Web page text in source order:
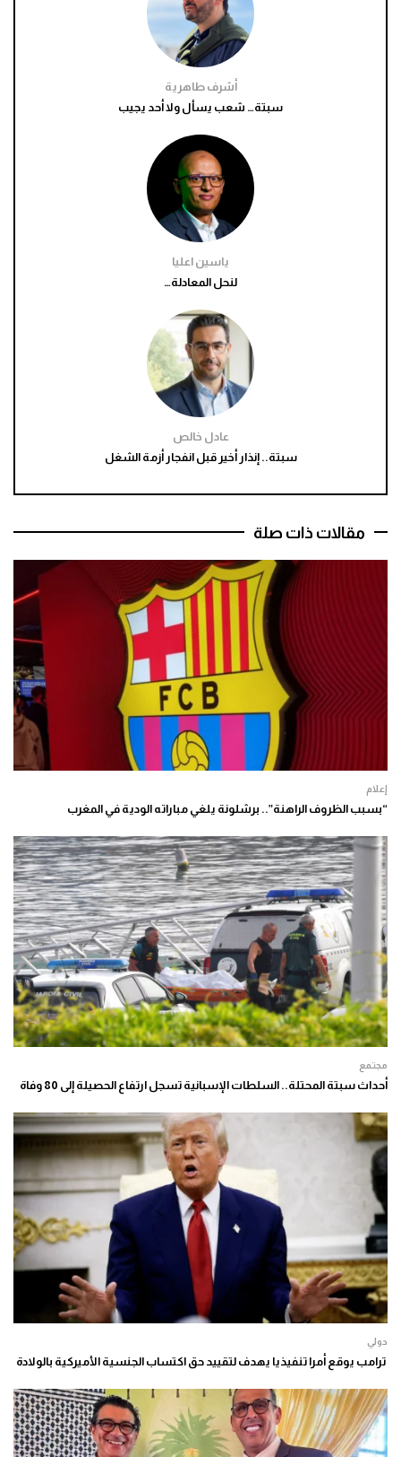
أشرف طاهرية
سبتة… شعب يسأل ولا أحد يجيب
ياسين اعليا
لنحل المعادلة…
عادل خالص
سبتة.. إنذار أخير قبل انفجار أزمة الشغل
مقالات ذات صلة
إعلام
“بسبب الظروف الراهنة”.. برشلونة يلغي مباراته الودية في المغرب
مجتمع
أحداث سبتة المحتلة.. السلطات الإسبانية تسجل ارتفاع الحصيلة إلى 80 وفاة
دولي
ترامب يوقع أمرا تنفيذيا يهدف لتقييد حق اكتساب الجنسية الأميركية بالولادة